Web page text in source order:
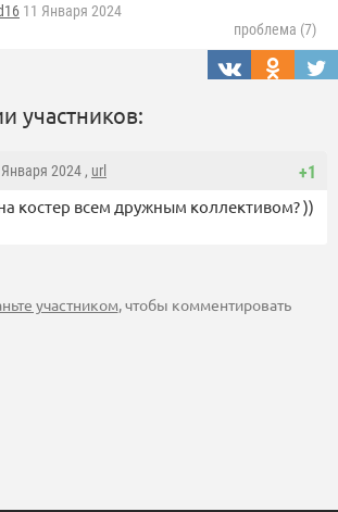
11 Января 2024
проблема (7)
участников:
+1
2024 , url
костер всем дружным коллективом? ))
участником, чтобы комментировать